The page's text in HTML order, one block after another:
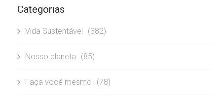
Categorias
Vida Sustentável (382)
Nosso planeta (85)
Faça você mesmo (78)